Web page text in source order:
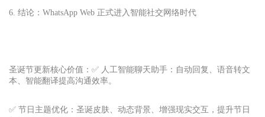
6. 结论：WhatsApp Web 正式进入智能社交网络时代
圣诞节更新核心价值：✅ 人工智能聊天助手：自动回复、语音转文
本、智能翻译提高沟通效率。
✅ 节日主题优化：圣诞皮肤、动态背景、增强现实交互，提升节日